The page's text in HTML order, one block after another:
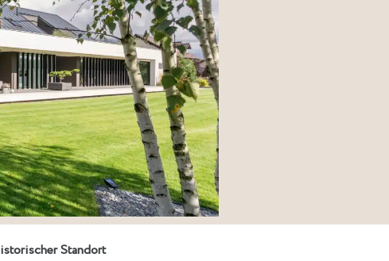
Standort